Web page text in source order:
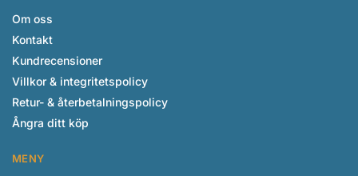
Om oss
Kontakt
Kundrecensioner
Villkor & integritetspolicy
Retur- & återbetalningspolicy
Ångra ditt köp
MENY